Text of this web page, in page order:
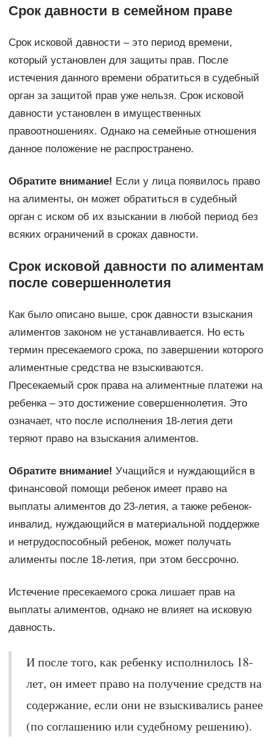
Срок давности в семейном праве
Срок исковой давности – это период времени,
который установлен для защиты прав. После
истечения данного времени обратиться в судебный
орган за защитой прав уже нельзя. Срок исковой
давности установлен в имущественных
правоотношениях. Однако на семейные отношения
данное положение не распространено.
Обратите внимание! Если у лица появилось право
на алименты, он может обратиться в судебный
орган с иском об их взыскании в любой период без
всяких ограничений в сроках давности.
Срок исковой давности по алиментам
после совершеннолетия
Как было описано выше, срок давности взыскания
алиментов законом не устанавливается. Но есть
термин пресекаемого срока, по завершении которого
алиментные средства не взыскиваются.
Пресекаемый срок права на алиментные платежи на
ребенка – это достижение совершеннолетия. Это
означает, что после исполнения 18-летия дети
теряют право на взыскания алиментов.
Обратите внимание! Учащийся и нуждающийся в
финансовой помощи ребенок имеет право на
выплаты алиментов до 23-летия, а также ребенок-
инвалид, нуждающийся в материальной поддержке
и нетрудоспособный ребенок, может получать
алименты после 18-летия, при этом бессрочно.
Истечение пресекаемого срока лишает прав на
выплаты алиментов, однако не влияет на исковую
давность.
И после того, как ребенку исполнилось 18-
лет, он имеет право на получение средств на
содержание, если они не взыскивались ранее
(по соглашению или судебному решению).